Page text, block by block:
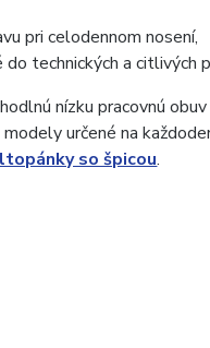
pri celodennom nosení,
technických a citlivých
nízku pracovnú
určené na
so špicou.